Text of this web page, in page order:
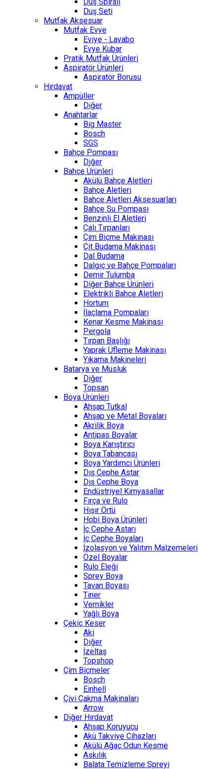
Duş Seti
Mutfak Aksesuar
Mutfak Evye
Eviye - Lavabo
Evye Kubar
Pratik Mutfak Ürünleri
Aspiratör Ürünleri
Aspiratör Borusu
Hırdavat
Ampüller
Diğer
Anahtarlar
Big Master
Bosch
SGS
Bahçe Pompası
Diğer
Bahçe Ürünleri
Akülü Bahçe Aletleri
Bahçe Aletleri
Bahçe Aletleri Aksesuarları
Bahçe Su Pompası
Benzinli El Aletleri
Çalı Tırpanları
Çim Biçme Makinası
Çit Budama Makinası
Dal Budama
Dalgıç ve Bahçe Pompaları
Demir Tulumba
Diğer Bahçe Ürünleri
Elektrikli Bahçe Aletleri
Hortum
İlaçlama Pompaları
Kenar Kesme Makinası
Pergola
Tırpan Başlığı
Yaprak Üfleme Makinası
Yıkama Makineleri
Batarya ve Musluk
Diğer
Topsan
Boya Ürünleri
Ahşap Tutkal
Ahşap ve Metal Boyaları
Akrilik Boya
Antipas Boyalar
Boya Karıştırıcı
Boya Tabancası
Boya Yardımcı Ürünleri
Dış Cephe Astar
Dış Cephe Boya
Endüstriyel Kimyasallar
Fırça ve Rulo
Hışır Örtü
Hobi Boya Ürünleri
İç Cephe Astarı
İç Cephe Boyaları
İzolasyon ve Yalıtım Malzemeleri
Özel Boyalar
Rulo Eleği
Sprey Boya
Tavan Boyası
Tiner
Vernikler
Yağlı Boya
Çekiç Keser
Aki
Diğer
İzeltaş
Topshop
Çim Biçmeler
Bosch
Einhell
Çivi Çakma Makinaları
Arrow
Diğer Hırdavat
Ahşap Koruyucu
Akü Takviye Cihazları
Akülü Ağaç Odun Kesme
Askılık
Balata Temizleme Spreyi